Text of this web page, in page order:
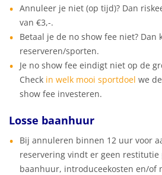
Annuleer je niet (op tijd)? Dan
van €3,-.
Betaal je de no show fee niet? Dan
reserveren/sporten.
Je no show fee eindigt niet op de
Check in welk mooi sportdoel we
show fee investeren.
Losse baanhuur
Bij annuleren binnen 12 uur voor
reservering vindt er geen restitutie
baanhuur, introduceekosten en/of